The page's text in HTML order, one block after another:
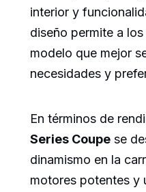
interior y
diseño permite a
modelo que mejor
necesidades y
En términos de
Series Coupe se
dinamismo en la
motores potentes y